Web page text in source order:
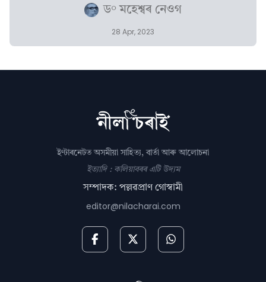
ড° মহেশ্বৰ নেওগ
28 Apr, 2023
ইণ্টাৰনেটত অসমীয়া সাহিত্য, বাৰ্তা আৰু আলোচনা
ইত্যাদি : কলিয়াবৰৰ এটি উদ্যম
সম্পাদক: পল্লৱপ্ৰাণ গোস্বামী
editor@nilacharai.com